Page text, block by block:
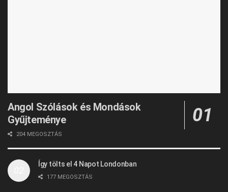
Angol Szólások és Mondások
Gyűjteménye
204 MEGOSZTÁS
Így tölts el 4 Napot Londonban
177 MEGOSZTÁS